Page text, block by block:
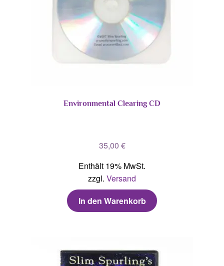
Environmental Clearing CD
35,00 €
Enthält 19% MwSt.
zzgl. Versand
In den Warenkorb